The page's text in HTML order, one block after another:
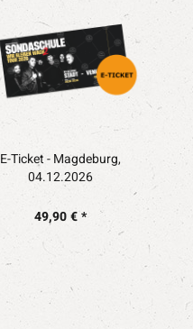
E-Ticket - Magdeburg,
04.12.2026
49,90 € *